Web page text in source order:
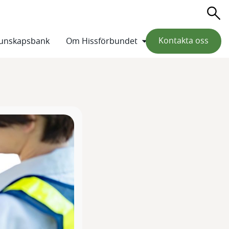
Om Hissförbundet Kontakta oss